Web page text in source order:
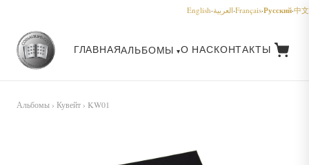
English·العربية·Français·Русский·中文
ГЛАВНАЯАЛЬБОМЫ О НАСКОНТАКТЫ
Альбомы › Кувейт › KW01